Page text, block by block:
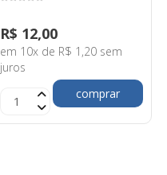
R$ 12,00
em 10x de R$ 1,20 sem
juros
comprar